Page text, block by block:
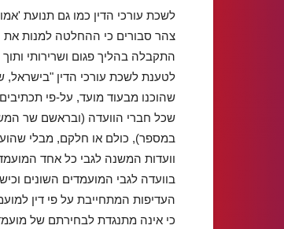
לשכת עורכי הדין כמו גם תנועת
צהר סבורים כי ההחלטה למנות את
התקבלה בהליך פגום ושרירותי
שהוכנו מבעוד מועד, על-פי
במספר), כולם או חלקם, מבלי
וועדות המשנה לגבי כל אחד
בוועדה לגבי המועמדים השונים
העדיפות המתחייבת על פי דין
כי אינה מתנגדת לבחירתם של